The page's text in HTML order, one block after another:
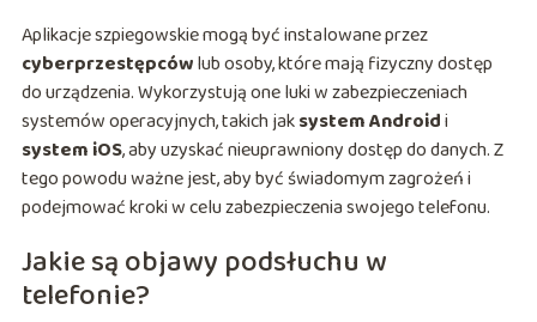
Aplikacje szpiegowskie mogą być instalowane przez
cyberprzestępcówlub osoby, które mają fizyczny dostęp
do urządzenia. Wykorzystują one luki w zabezpieczeniach
systemów operacyjnych, takich jaksystem Androidi
system iOS, aby uzyskać nieuprawniony dostęp do danych. Z
tego powodu ważne jest, aby być świadomym zagrożeń i
podejmować kroki w celu zabezpieczenia swojego telefonu.
Jakie są objawy podsłuchu w
telefonie?